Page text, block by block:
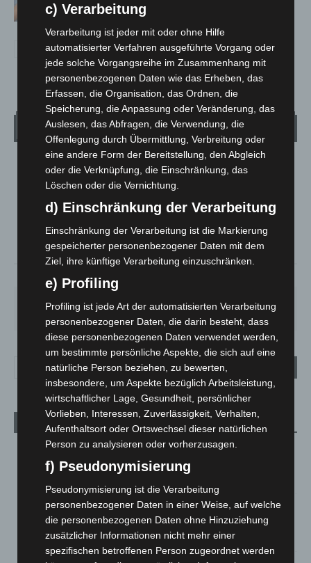
Wetter
LANGENHAGEN
Klarer Himmel
24.3°C 25.2°
°
38%
SA.
27°
SO.
34° 26° 23° 26°
Aktuelle Beiträge
Kunst trifft Weingenuss: Barbara-Susann Mehring zeigt ihre
Werke im Jacques’ Wein-Depot Isernhagen
A2: Zweite Turbobaustelle startet zwischen Hannover-West
und Bothfeld
8. August 2026
c) Verarbeitung
Verarbeitung ist jeder mit oder ohne Hilfe
automatisierter Verfahren ausgeführte Vorgang oder
jede solche Vorgangsreihe im Zusammenhang mit
personenbezogenen Daten wie das Erheben, das
Erfassen, die Organisation, das Ordnen, die
Speicherung, die Anpassung oder Veränderung, das
Auslesen, das Abfragen, die Verwendung, die
Offenlegung durch Übermittlung, Verbreitung oder
eine andere Form der Bereitstellung, den Abgleich
oder die Verknüpfung, die Einschränkung, das
Löschen oder die Vernichtung.
d) Einschränkung der Verarbeitung
Einschränkung der Verarbeitung ist die Markierung
gespeicherter personenbezogener Daten mit dem
Ziel, ihre künftige Verarbeitung einzuschränken.
e) Profiling
Profiling ist jede Art der automatisierten Verarbeitung
personenbezogener Daten, die darin besteht, dass
diese personenbezogenen Daten verwendet werden,
um bestimmte persönliche Aspekte, die sich auf eine
natürliche Person beziehen, zu bewerten,
insbesondere, um Aspekte bezüglich Arbeitsleistung,
wirtschaftlicher Lage, Gesundheit, persönlicher
Vorlieben, Interessen, Zuverlässigkeit, Verhalten,
Aufenthaltsort oder Ortswechsel dieser natürlichen
Person zu analysieren oder vorherzusagen.
f) Pseudonymisierung
Pseudonymisierung ist die Verarbeitung
personenbezogener Daten in einer Weise, auf welche
die personenbezogenen Daten ohne Hinzuziehung
zusätzlicher Informationen nicht mehr einer
spezifischen betroffenen Person zugeordnet werden